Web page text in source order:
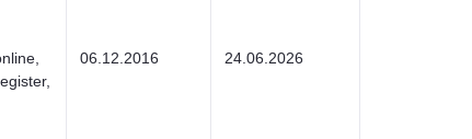
06.12.2016 24.06.2026